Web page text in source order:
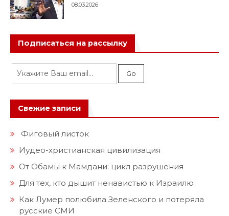
08.03.2026
Подписаться на рассылку
Свежие записи
Фиговый листок
Иудео-христианская цивилизация
От Обамы к Мамдани: цикл разрушения
Для тех, кто дышит ненавистью к Израилю
Как Лумер полюбила Зеленского и потеряла
русские СМИ